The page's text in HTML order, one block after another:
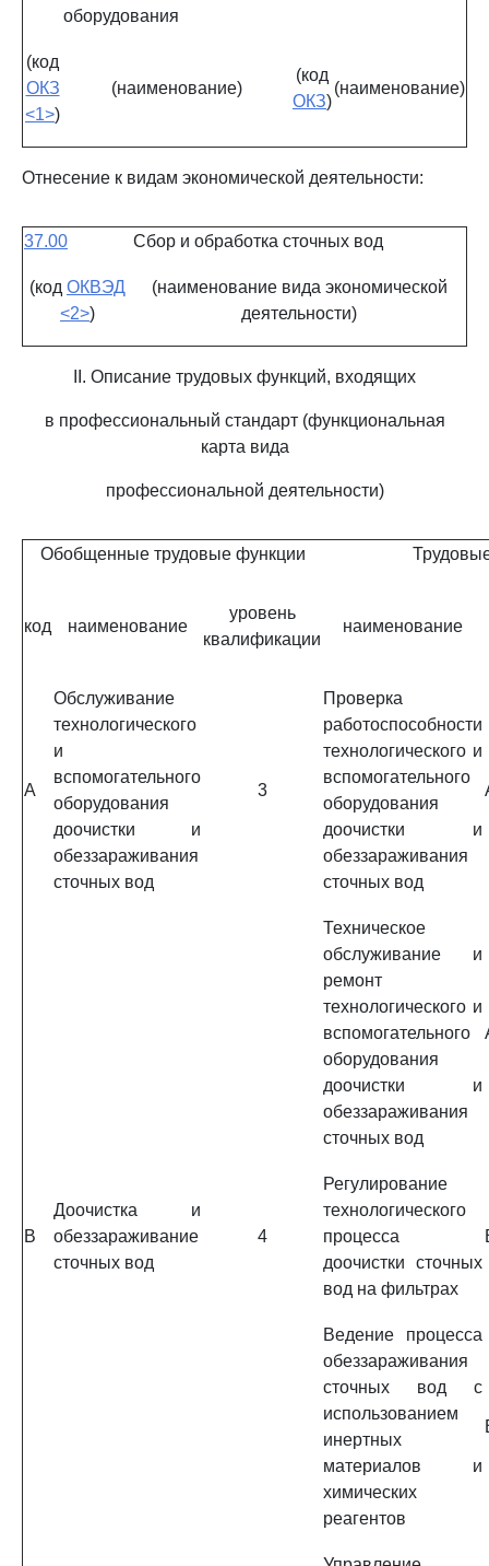
оборудования
(код
ОКЗ
<1>)
(наименование)
(код
ОКЗ)
(наименование)
Отнесение к видам экономической деятельности:
37.00 Сбор и обработка сточных вод
(код ОКВЭД
<2>)
(наименование вида экономической
деятельности)
II. Описание трудовых функций, входящих
в профессиональный стандарт (функциональная
карта вида
профессиональной деятельности)
Обобщенные трудовые функции
код наименование
уровень
квалификации
наименование
A
Обслуживание
технологического
и
вспомогательного
оборудования
доочистки и
обеззараживания
сточных вод
3
Проверка
работоспособности
технологического и
вспомогательного
оборудования
доочистки и
обеззараживания
сточных вод
Техническое
обслуживание и
ремонт
технологического и
вспомогательного
оборудования
доочистки и
обеззараживания
сточных вод
B
Доочистка и
обеззараживание
сточных вод
4
Регулирование
технологического
процесса
доочистки сточных
вод на фильтрах
Ведение процесса
обеззараживания
сточных вод с
использованием
инертных
материалов и
химических
реагентов